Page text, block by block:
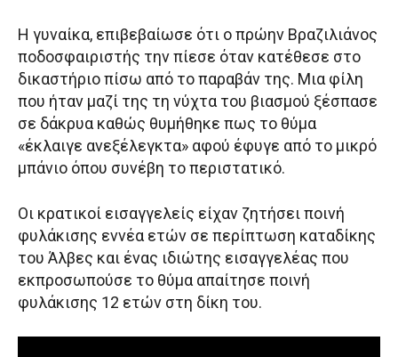
Η γυναίκα, επιβεβαίωσε ότι ο πρώην Βραζιλιάνος
ποδοσφαιριστής την πίεσε όταν κατέθεσε στο
δικαστήριο πίσω από το παραβάν της. Μια φίλη
που ήταν μαζί της τη νύχτα του βιασμού ξέσπασε
σε δάκρυα καθώς θυμήθηκε πως το θύμα
«έκλαιγε ανεξέλεγκτα» αφού έφυγε από το μικρό
μπάνιο όπου συνέβη το περιστατικό.
Οι κρατικοί εισαγγελείς είχαν ζητήσει ποινή
φυλάκισης εννέα ετών σε περίπτωση καταδίκης
του Άλβες και ένας ιδιώτης εισαγγελέας που
εκπροσωπούσε το θύμα απαίτησε ποινή
φυλάκισης 12 ετών στη δίκη του.